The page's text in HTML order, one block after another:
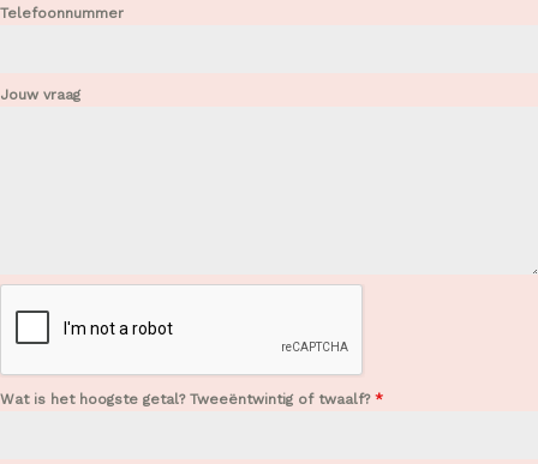
Telefoonnummer
Jouw vraag
Wat is het hoogste getal? Tweeëntwintig of twaalf? *